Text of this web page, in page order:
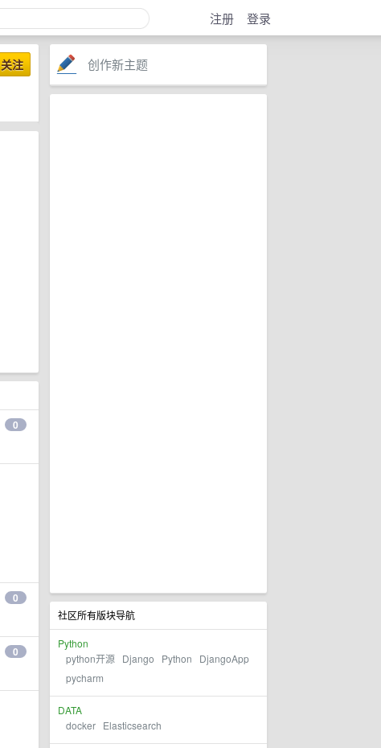
注册 登录
创作新主题
社区所有版块导航
Python
python开源 Django Python
DjangoApp
pycharm
DATA
docker Elasticsearch
关注
0
0
0